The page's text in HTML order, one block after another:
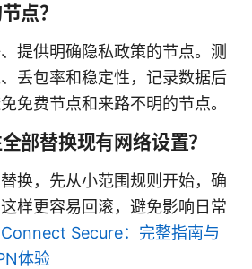
点？
提供明确隐私政策的节点。测
丢包率和稳定性，记录数据后
免费节点和来路不明的节点。
部替换现有网络设置？
换，先从小范围规则开始，确
样更容易回滚，避免影响日常
Secure：完整指南与
体验